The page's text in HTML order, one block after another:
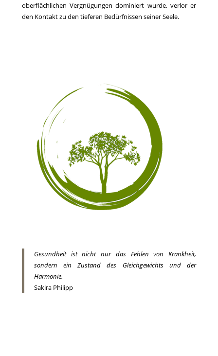
oberflächlichen Vergnügungen dominiert wurde, verlor er
den Kontakt zu den tieferen Bedürfnissen seiner Seele.
Gesundheit ist nicht nur das Fehlen von Krankheit,
sondern ein Zustand des Gleichgewichts und der
Harmonie.
Sakira Philipp